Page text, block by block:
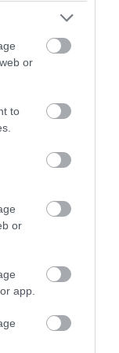
or
to
or
app.
amiket
van férfi,
ahol a
színházhoz,
így
tűnik, de
igényel a
adják a
kellékek